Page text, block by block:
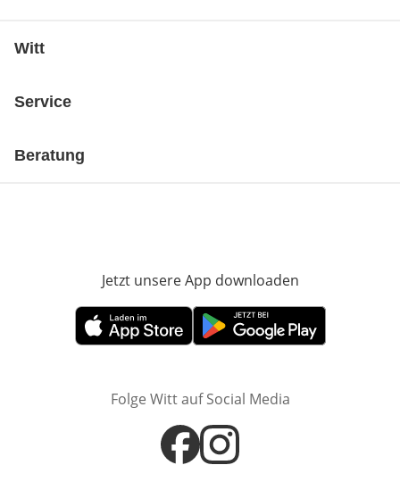
Witt
Service
Beratung
Jetzt unsere App downloaden
Öffnet in neuem FensterÖffnet in neuem Fenster
Folge Witt auf Social Media
Öffnet in neuem Fenster
Öffnet in neuem Fenster